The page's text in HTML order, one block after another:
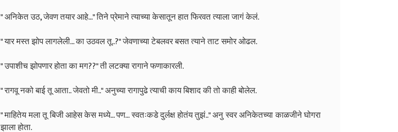
" अनिकेत उठ, जेवण तयार आहे..." तिने प्रेमाने त्याच्या केसातून हात फिरवत त्याला जागं केलं.
" यार मस्त झोप लागलेली... का उठवल तू..?" जेवणाच्या टेबलवर बसत त्याने ताट समोर ओढल.
" उपाशीच झोपणार होता का मग??" ती लटक्या रागाने फणाकारली.
" रागवू नको बाई तू आता.. जेवतो मी.." अनुच्या रागापुढे त्याची काय बिशाद की तो काही बोलेल.
" माहितेय मला तू बिजी आहेस केस मध्ये... पण... स्वतःकडे दुर्लक्ष होतंय तुझं.." अनु स्वर अनिकेतच्या काळजीने घोगरा
झाला होता.